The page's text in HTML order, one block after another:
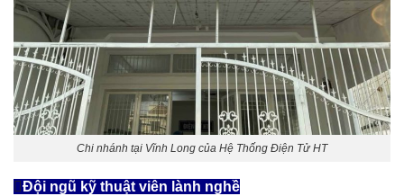
Chi nhánh tại Vĩnh Long của Hệ Thống Điện Tử HT
Đội ngũ kỹ thuật viên lành nghề